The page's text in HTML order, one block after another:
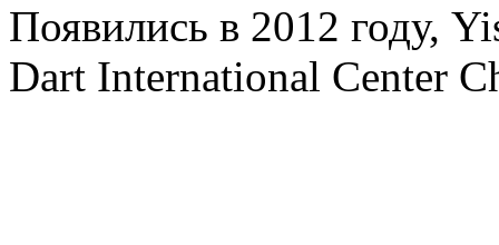
Появились в 2012 году,
Dart International Center